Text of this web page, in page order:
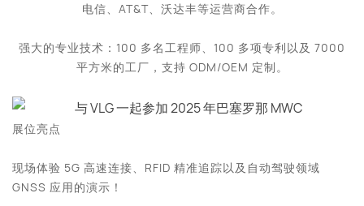
电信、AT&T、沃达丰等运营商合作。
强大的专业技术：100 多名工程师、100 多项专利以及 7000
平方米的工厂，支持 ODM/OEM 定制。
展位亮点
现场体验 5G 高速连接、RFID 精准追踪以及自动驾驶领域
GNSS 应用的演示！